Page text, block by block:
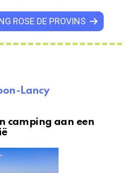
ROSE DE PROVINS
Lancy
camping aan een